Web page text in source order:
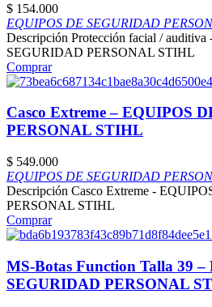
$ 154.000
EQUIPOS DE SEGURIDAD
Descripción Protección facial /
SEGURIDAD PERSONAL STIHL
Comprar
Casco Extreme – EQUIPOS
PERSONAL STIHL
$ 549.000
EQUIPOS DE SEGURIDAD
Descripción Casco Extreme -
PERSONAL STIHL
Comprar
MS-Botas Function Talla 39 –
SEGURIDAD PERSONAL